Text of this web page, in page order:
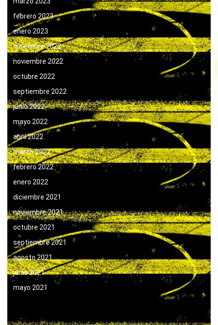
febrero 2023
enero 2023
diciembre 2022
noviembre 2022
octubre 2022
septiembre 2022
junio 2022
mayo 2022
abril 2022
marzo 2022
febrero 2022
enero 2022
diciembre 2021
noviembre 2021
octubre 2021
septiembre 2021
agosto 2021
junio 2021
mayo 2021